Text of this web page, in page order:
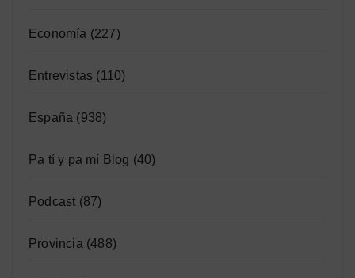
Economía (227)
Entrevistas (110)
España (938)
Pa tí y pa mí Blog (40)
Podcast (87)
Provincia (488)